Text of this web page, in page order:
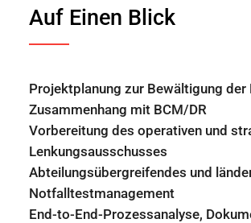
Auf Einen Blick
Projektplanung zur Bewältigung der
Zusammenhang mit BCM/DR
Vorbereitung des operativen und
Lenkungsausschusses
Abteilungsübergreifendes und
Notfalltestmanagement
End-to-End-Prozessanalyse,